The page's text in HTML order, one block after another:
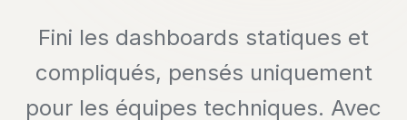
Fini les dashboards statiques et
compliqués, pensés uniquement
pour les équipes techniques. Avec